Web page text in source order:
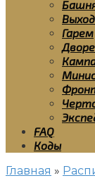
Гарем
FAQ
Коды
Главная »